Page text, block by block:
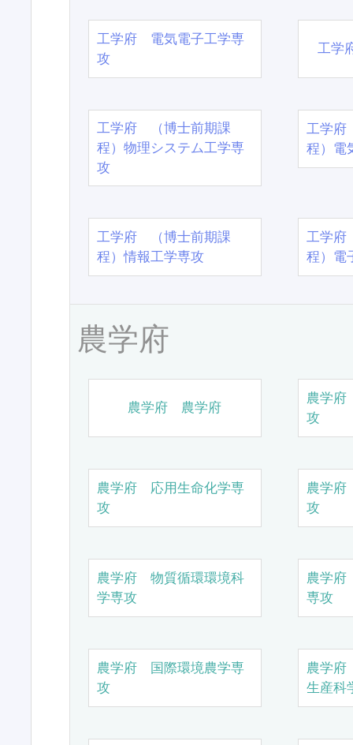
工学府 電気電子工学専
攻
工学
工学府 （博士前期課
程）物理システム工学専
攻
工学
程）電
工学府 （博士前期課
程）情報工学専攻
工学
程）電
農学府
農学府 農学府
農学
攻
農学府 応用生命化学専
攻
農学
攻
農学府 物質循環環境科
学専攻
農学
専攻
農学府 国際環境農学専
攻
農学
生産科